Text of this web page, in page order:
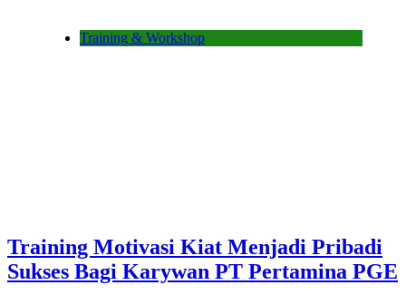
Training & Workshop
Training Motivasi Kiat Menjadi Pribadi
Sukses Bagi Karywan PT Pertamina PGE